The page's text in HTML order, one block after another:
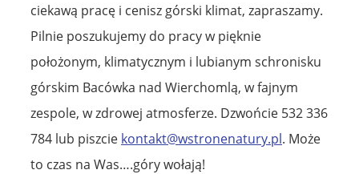
ciekawą pracę i cenisz górski klimat, zapraszamy.
Pilnie poszukujemy do pracy w pięknie
położonym, klimatycznym i lubianym schronisku
górskim Bacówka nad Wierchomlą, w fajnym
zespole, w zdrowej atmosferze. Dzwońcie 532 336
784 lub piszcie kontakt@wstronenatury.pl. Może
to czas na Was….góry wołają!